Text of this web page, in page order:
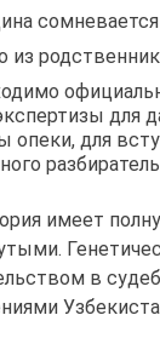
из
для
опеки, для
имеет
в